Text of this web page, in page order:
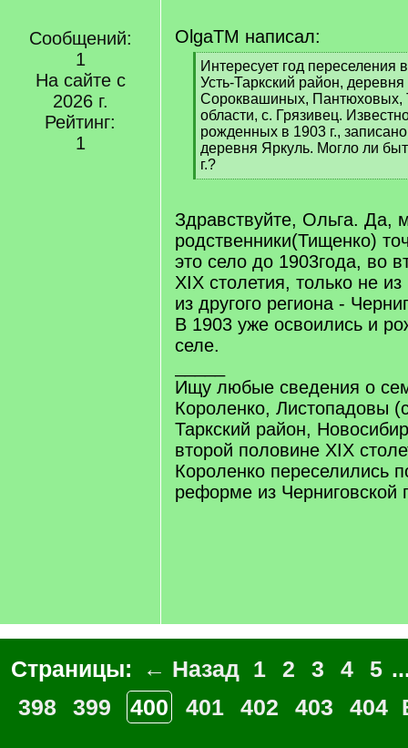
Сообщений:
1
На сайте с
2026 г.
Рейтинг:
1
OlgaTM написал:
[
q
]
Интересует год переселения
Усть-Таркский район,
Сороквашиных, Пантюховых,
области, с. Грязивец.
рожденных в 1903 г.,
деревня Яркуль. Могло ли
г.?
[
q
]
Здравствуйте, Ольга. Да,
родственники(Тищенко)
это село до 1903года, во
ХIХ столетия, только не
из другого региона -
В 1903 уже освоились и
селе.
Ищу любые сведения о
Короленко, Листопадовы
Таркский район,
второй половине ХIХ
Короленко переселились
реформе из Черниговской
Страницы: ← Назад 1 2 3 4 5
398
399 400 401 402 403 404